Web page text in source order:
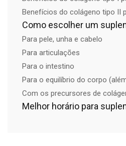
Benefícios do colágeno tipo II
Como escolher um
Para pele, unha e cabelo
Para articulações
Para o intestino
Para o equilíbrio do corpo
Com os precursores de
Melhor horário para